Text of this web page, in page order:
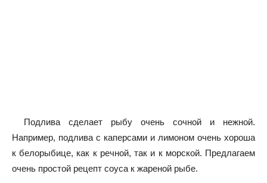
Подлива сделает рыбу очень сочной и нежной.
Например, подлива с каперсами и лимоном очень хороша
к белорыбице, как к речной, так и к морской. Предлагаем
очень простой рецепт соуса к жареной рыбе.